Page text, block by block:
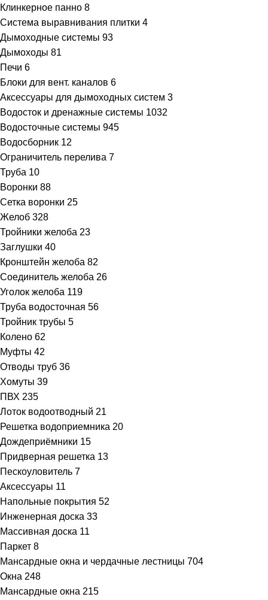
Клинкерное панно 8
Система выравнивания плитки 4
Дымоходные системы 93
Дымоходы 81
Печи 6
Блоки для вент. каналов 6
Аксессуары для дымоходных систем 3
Водосток и дренажные системы 1032
Водосточные системы 945
Водосборник 12
Ограничитель перелива 7
Труба 10
Воронки 88
Сетка воронки 25
Желоб 328
Тройники желоба 23
Заглушки 40
Кронштейн желоба 82
Соединитель желоба 26
Уголок желоба 119
Труба водосточная 56
Тройник трубы 5
Колено 62
Муфты 42
Отводы труб 36
Хомуты 39
ПВХ 235
Лоток водоотводный 21
Решетка водоприемника 20
Дождеприёмники 15
Придверная решетка 13
Пескоуловитель 7
Аксессуары 11
Напольные покрытия 52
Инженерная доска 33
Массивная доска 11
Паркет 8
Мансардные окна и чердачные лестницы 704
Окна 248
Мансардные окна 215